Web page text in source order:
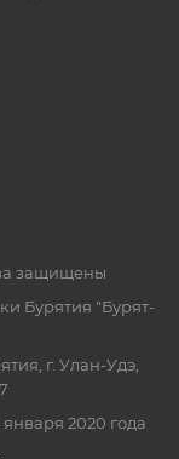
защищены
Бурятия "Бурят-
г. Улан-Удэ,
2020 года